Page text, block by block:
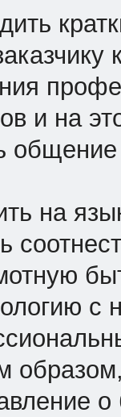
и на
общение
на
с